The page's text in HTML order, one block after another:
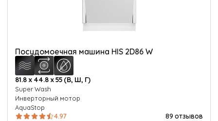
Посудомоечная машина HIS 2D86 W
81.8 х 44.8 х 55 (В, Ш, Г)
Super Wash
Инверторный мотор
AquaStop
4.97
89 отзывов